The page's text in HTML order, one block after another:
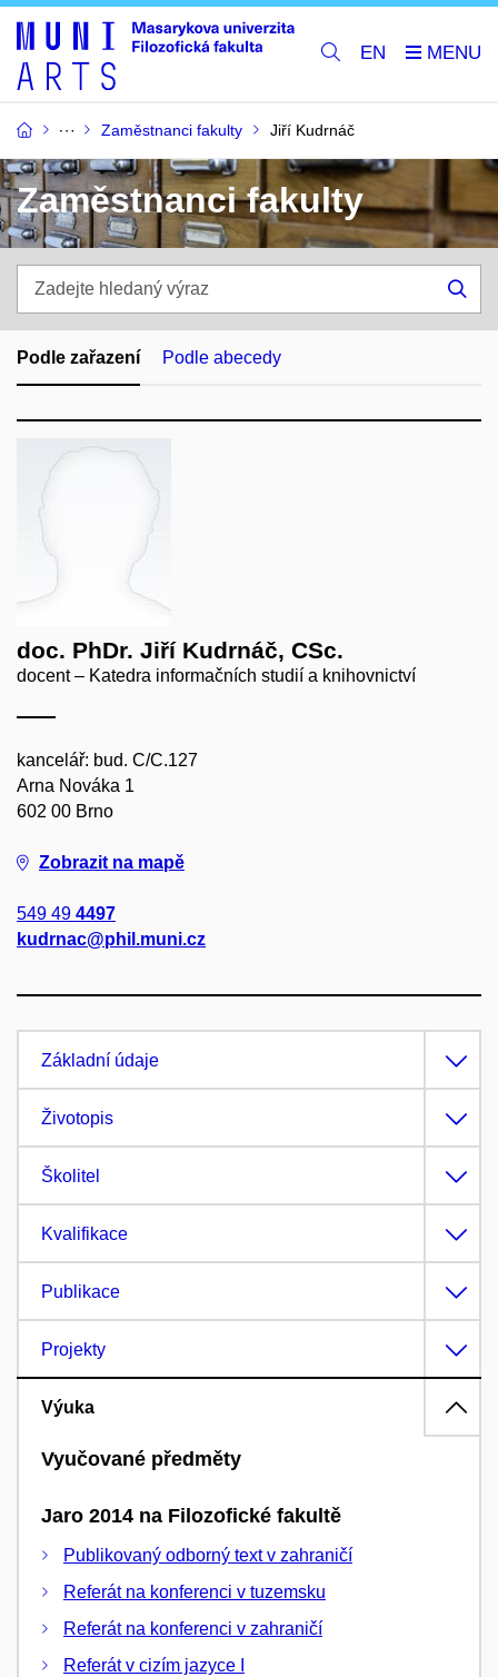
EN
Zaměstnanci fakulty Jiří Kudrnáč
Zaměstnanci fakulty
hledaný
výraz
Podle zařazení Podle abecedy
doc. PhDr. Jiří Kudrnáč, CSc.
docent – Katedra informačních studií a knihovnictví
kancelář: bud. C/C.127
Arna Nováka 1
602 00 Brno
Zobrazit na mapě
549 49 4497
kudrnac@phil.muni.cz
Základní údaje
Životopis
Školitel
Kvalifikace
Publikace
Projekty
Výuka
Vyučované předměty
Jaro 2014 na Filozofické fakultě
Publikovaný odborný text v zahraničí
Referát na konferenci v tuzemsku
Referát na konferenci v zahraničí
Referát v cizím jazyce I